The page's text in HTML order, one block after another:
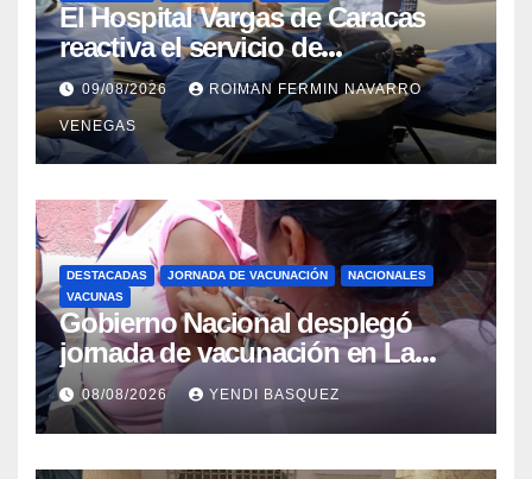
El Hospital Vargas de Caracas
reactiva el servicio de
Colangiopancreatografía
Retrógrada Endoscópica para
beneficiar a cientos de pacientes
09/08/2026 ROIMAN FERMIN NAVARRO
VENEGAS
DESTACADAS JORNADA DE VACUNACIÓN
NACIONALES
VACUNAS
Gobierno Nacional desplegó
jornada de vacunación en La
Guaira para garantizar protección
epidemiológica
08/08/2026 YENDI BASQUEZ